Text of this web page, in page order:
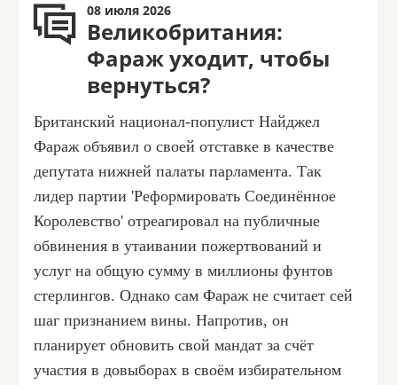
08 июля 2026
Великобритания:
Фараж уходит, чтобы
вернуться?
Британский национал-популист Найджел
Фараж объявил о своей отставке в качестве
депутата нижней палаты парламента. Так
лидер партии 'Реформировать Соединённое
Королевство' отреагировал на публичные
обвинения в утаивании пожертвований и
услуг на общую сумму в миллионы фунтов
стерлингов. Однако сам Фараж не считает сей
шаг признанием вины. Напротив, он
планирует обновить свой мандат за счёт
участия в довыборах в своём избирательном